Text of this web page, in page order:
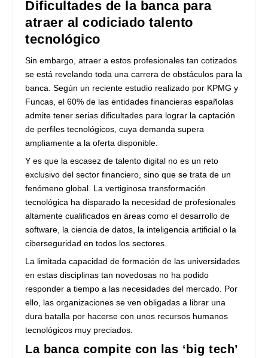
Dificultades de la banca para
atraer al codiciado talento
tecnológico
Sin embargo, atraer a estos profesionales tan cotizados
se está revelando toda una carrera de obstáculos para la
banca. Según un reciente estudio realizado por KPMG y
Funcas, el 60% de las entidades financieras españolas
admite tener serias dificultades para lograr la captación
de perfiles tecnológicos, cuya demanda supera
ampliamente a la oferta disponible.
Y es que la escasez de talento digital no es un reto
exclusivo del sector financiero, sino que se trata de un
fenómeno global. La vertiginosa transformación
tecnológica ha disparado la necesidad de profesionales
altamente cualificados en áreas como el desarrollo de
software, la ciencia de datos, la inteligencia artificial o la
ciberseguridad en todos los sectores.
La limitada capacidad de formación de las universidades
en estas disciplinas tan novedosas no ha podido
responder a tiempo a las necesidades del mercado. Por
ello, las organizaciones se ven obligadas a librar una
dura batalla por hacerse con unos recursos humanos
tecnológicos muy preciados.
La banca compite con las ‘big tech’